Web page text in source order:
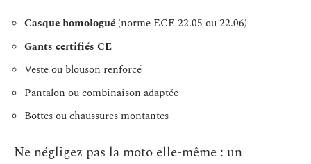
Casque homologué(norme ECE 22.05 ou 22.06)
Gants certifiés CE
Veste ou blouson renforcé
Pantalon ou combinaison adaptée
Bottes ou chaussures montantes
Ne négligez pas la moto elle-même : un